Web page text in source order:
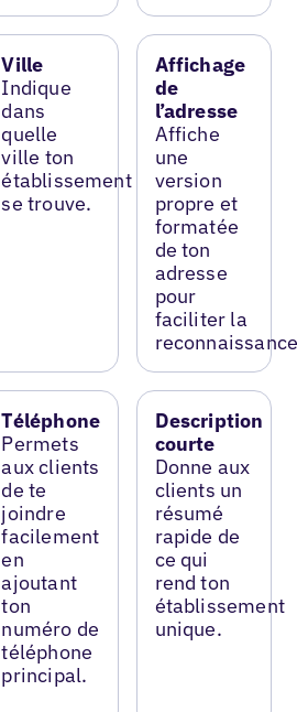
Ville
Indique
dans
quelle
ville ton
établissement
se trouve.
Affichage
de
l’adresse
Affiche
une
version
propre et
formatée
de ton
adresse
pour
faciliter la
Téléphone
Permets
aux clients
de te
joindre
facilement
en
ajoutant
ton
numéro de
téléphone
principal.
Description
courte
Donne aux
clients un
résumé
rapide de
ce qui
rend ton
établissement
unique.